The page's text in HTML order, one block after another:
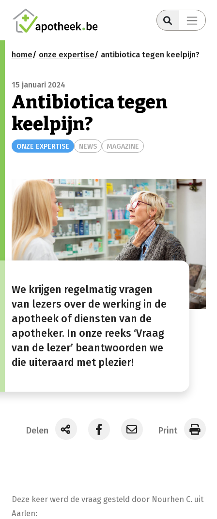
home onze expertise antibiotica tegen keelpijn?
15 januari 2024
Antibiotica tegen
keelpijn?
ONZE EXPERTISE NEWS MAGAZINE
We krijgen regelmatig vragen
van lezers over de werking in de
apotheek of diensten van de
apotheker. In onze reeks ‘Vraag
van de lezer’ beantwoorden we
die uiteraard met plezier!
Delen Print
Deze keer werd de vraag gesteld door Nourhen C. uit
Aarlen: